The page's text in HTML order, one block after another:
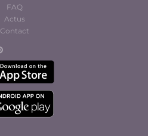
FAQ
Actus
Contact